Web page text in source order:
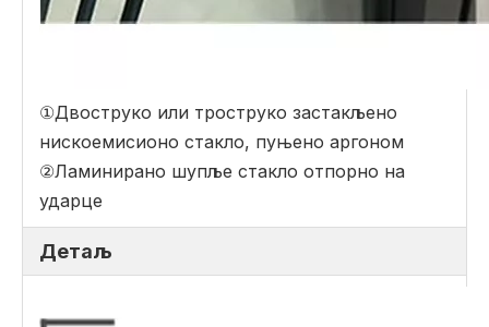
①Двоструко или троструко застакљено
нискоемисионо стакло, пуњено аргоном
②Ламинирано шупље стакло отпорно на
ударце
Детаљ